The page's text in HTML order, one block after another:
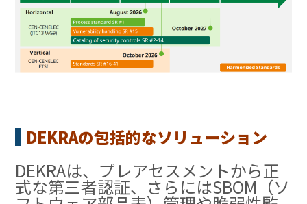
DEKRAの包括的なソリューション
DEKRAは、プレアセスメントから正
式な第三者認証、さらにはSBOM（ソ